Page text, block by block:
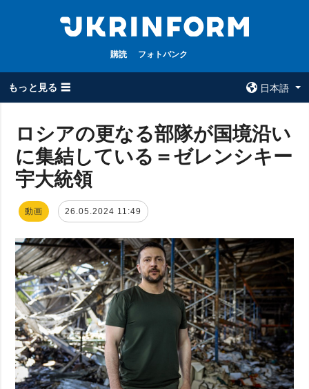
購読 フォトバンク
もっと見る ☰
日本語
全てのトピック
戦争
政治
経済・復興
防衛
社会・文化
スポーツ
犯罪
事故・緊急事態
ウクルインフォ
追加 サービス
ロシアの更なる部隊が国境沿い
に集結している＝ゼレンシキー
宇大統領
動画 26.05.2024 11:49